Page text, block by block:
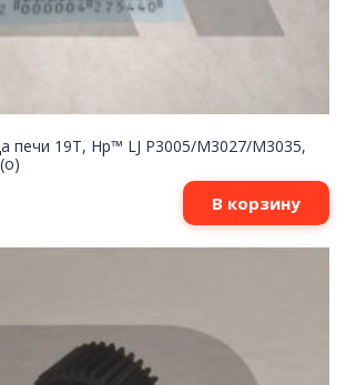
печи 19T, Hp™ LJ P3005/M3027/M3035,
В корзину